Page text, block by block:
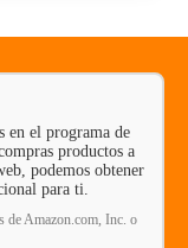
en el programa de
productos a
podemos obtener
para ti.
de Amazon.com, Inc. o